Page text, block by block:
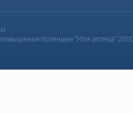
потенции “Моя аптека”